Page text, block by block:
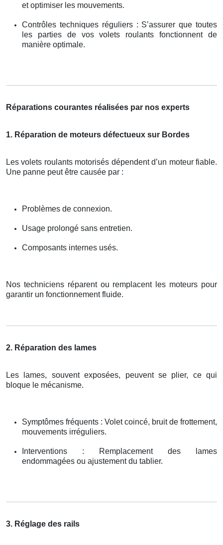
et optimiser les mouvements.
Contrôles techniques réguliers : S’assurer que toutes
les parties de vos volets roulants fonctionnent de
manière optimale.
Réparations courantes réalisées par nos experts
1. Réparation de moteurs défectueux sur Bordes
Les volets roulants motorisés dépendent d’un moteur fiable.
Une panne peut être causée par :
Problèmes de connexion.
Usage prolongé sans entretien.
Composants internes usés.
Nos techniciens réparent ou remplacent les moteurs pour
garantir un fonctionnement fluide.
2. Réparation des lames
Les lames, souvent exposées, peuvent se plier, ce qui
bloque le mécanisme.
Symptômes fréquents : Volet coincé, bruit de frottement,
mouvements irréguliers.
Interventions : Remplacement des lames
endommagées ou ajustement du tablier.
3. Réglage des rails